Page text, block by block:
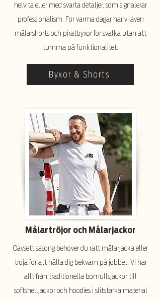
helvita eller med svarta detaljer, som signalerar
professionalism. För varma dagar har vi även
målarshorts och piratbyxor för svalka utan att
tumma på funktionalitet.
Byxor & Shorts
Målartröjor och Målarjackor
Oavsett säsong behöver du rätt målarjacka eller
tröja för att hålla dig bekväm på jobbet. Vi har
allt från traditionella bomullsjackor till
softshelljackor och hoodies i slitstarka material